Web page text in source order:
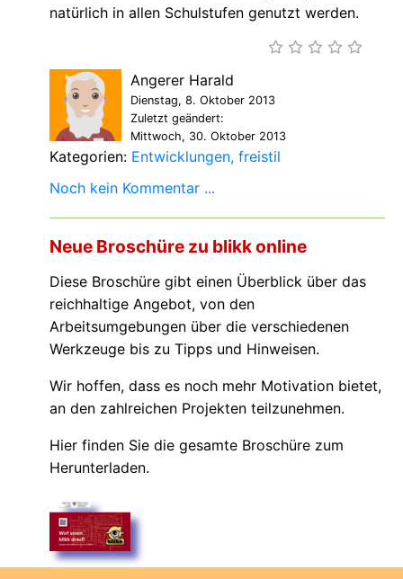
natürlich in allen Schulstufen genutzt werden.
Angerer Harald
Dienstag, 8. Oktober 2013
Zuletzt geändert:
Mittwoch, 30. Oktober 2013
Kategorien: Entwicklungen freistil
Noch kein Kommentar ...
Neue Broschüre zu blikk online
Diese Broschüre gibt einen Überblick über das
reichhaltige Angebot, von den
Arbeitsumgebungen über die verschiedenen
Werkzeuge bis zu Tipps und Hinweisen.
Wir hoffen, dass es noch mehr Motivation bietet,
an den zahlreichen Projekten teilzunehmen.
Hier finden Sie die gesamte Broschüre zum
Herunterladen.